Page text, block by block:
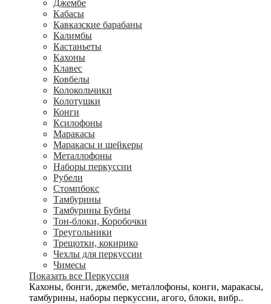
Джембе
Кабасы
Кавказские барабаны
Калимбы
Кастаньеты
Кахоны
Клавес
Ковбелы
Колокольчики
Колотушки
Конги
Ксилофоны
Маракасы
Маракасы и шейкеры
Металлофоны
Наборы перкуссии
Рубели
Стомпбокс
Тамбурины
Тамбурины Бубны
Тон-блоки, Коробочки
Треугольники
Трещотки, кокирико
Чехлы для перкуссии
Чимесы
Показать все Перкуссия
Кахоны, бонги, джембе, металлофоны, конги, маракасы,
тамбурины, наборы перкуссии, агого, блоки, вибр..